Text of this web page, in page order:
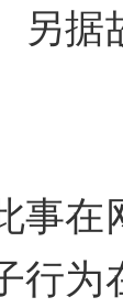
另
事在
行为